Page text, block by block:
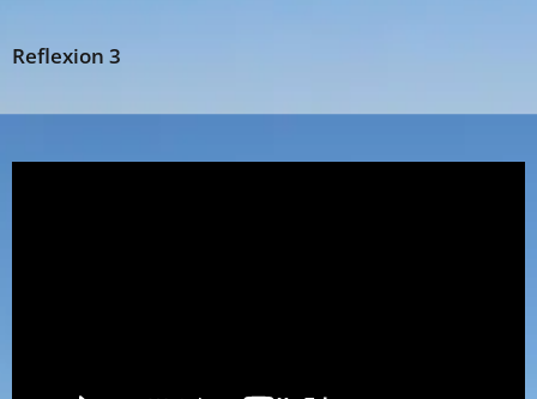
Reflexion 3